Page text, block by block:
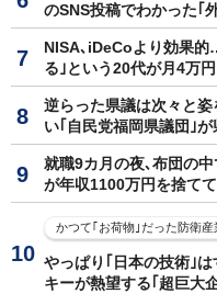
のSNS投稿でわかった｢
NISA､iDeCoより効果的
る｣という20代が月4万
逆らった県議は次々と
い｢自民党福岡県議団｣
就職9カ月の夜､布団の
が年収1100万円を捨て
かつて｢お荷物｣だった防衛産
やっぱり｢日本の技術｣
キーが熱望する｢超巨大